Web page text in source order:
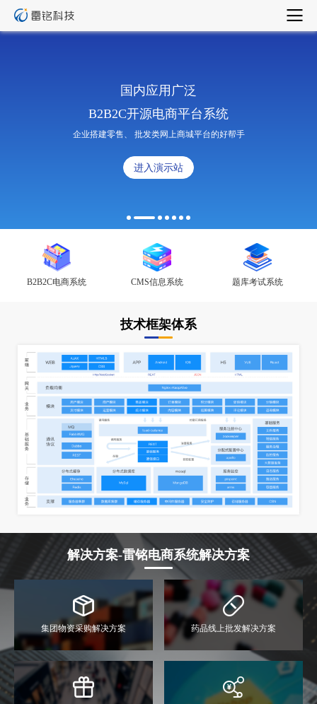
国内应用广泛
B2B2C开源电商平台系统
企业搭建零售、 批发类网上商城平台的好帮手
进入演示站
B2B2C电商系统 CMS信息系统 题库考试系统
技术框架体系
解决方案-雷铭电商系统解决方案
集团物资采购解决方案 药品线上批发解决方案